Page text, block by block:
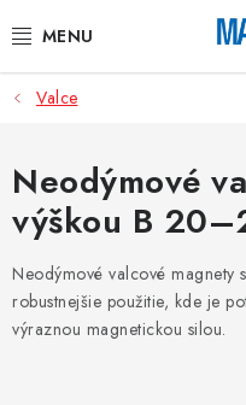
na
HLAVNÉ KATEGÓRIE
MAGNETICKÉ POMÔCKY
PRIEMYSELNÉ MAGNETY
OSTATNÉ MAGNETY
Valce
Neodýmové
výškou B
Neodýmové valcové magnety
robustnejšie použitie, kde je
výraznou magnetickou silou.